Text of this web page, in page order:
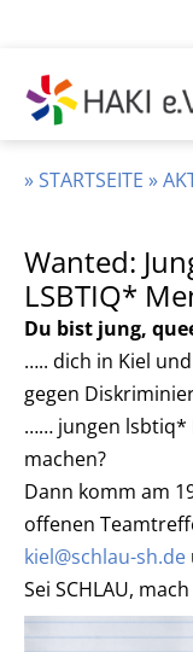
Inhalt
springen
HAKI
e.v.
»STARTSEITE »
Wanted:
LSBTIQ*
Du bist jung,
….. dich in Kiel
gegen
…… jungen lsbtiq*
machen?
Dann komm am
offenen
kiel@schlau-sh.de
Sei SCHLAU, mach